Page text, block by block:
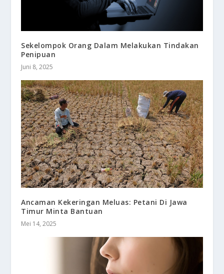
Sekelompok Orang Dalam Melakukan Tindakan
Penipuan
Juni 8, 2025
Ancaman Kekeringan Meluas: Petani Di Jawa
Timur Minta Bantuan
Mei 14, 2025